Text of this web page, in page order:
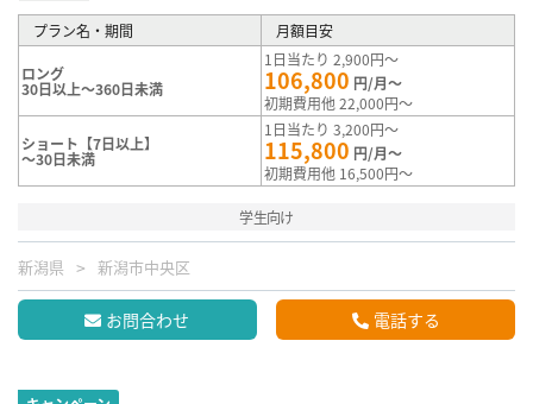
プラン名・期間 月額目安
ロング
30日以上～360日未満
1日当たり 2,900円～
106,800 円/月～
初期費用他 22,000円～
ショート【7日以上】
～30日未満
1日当たり 3,200円～
115,800 円/月～
初期費用他 16,500円～
学生向け
新潟県 新潟市中央区
お問合わせ 電話する